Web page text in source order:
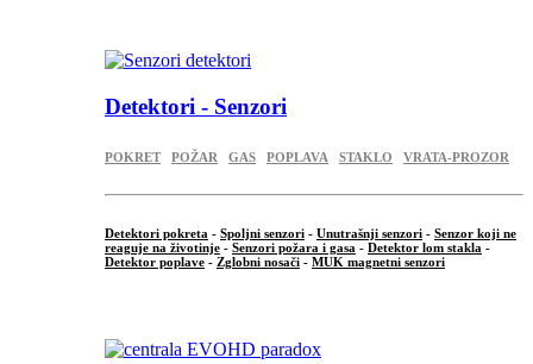
Detektori - Senzori
POKRET POŽAR GAS POPLAVA STAKLO VRATA-PROZOR
Detektori pokreta - Spoljni senzori - Unutrašnji senzori - Senzor koji ne
reaguje na životinje - Senzori požara i gasa - Detektor lom stakla -
Detektor poplave - Zglobni nosači - MUK magnetni senzori